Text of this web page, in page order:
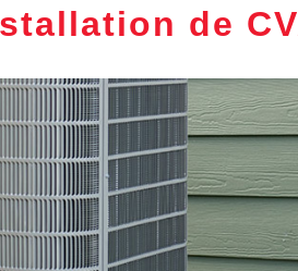
de